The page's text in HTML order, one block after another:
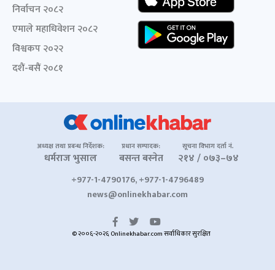
निर्वाचन २०८२
एमाले महाधिवेशन २०८२
विश्वकप २०२२
दशैं-बसैं २०८१
अध्यक्ष तथा प्रबन्ध निर्देशक:
धर्मराज भुसाल
प्रधान सम्पादक:
बसन्त बस्नेत
सूचना विभाग दर्ता नं.
२१४ / ०७३–७४
+977-1-4790176, +977-1-4796489
news@onlinekhabar.com
© २००६-२०२६ Onlinekhabar.com सर्वाधिकार सुरक्षित